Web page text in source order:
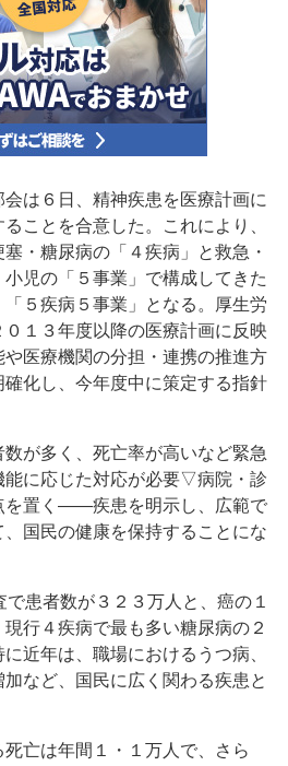
は６日、精神疾患を医療計画に
ことを合意した。これにより、
・糖尿病の「４疾病」と救急・
児の「５事業」で構成してきた
５疾病５事業」となる。厚生労
１３年度以降の医療計画に反映
医療機関の分担・連携の推進方
化し、今年度中に策定する指針
が多く、死亡率が高いなど緊急
に応じた対応が必要▽病院・診
を置く――疾患を明示し、広範で
国民の健康を保持することにな
患者数が３２３万人と、癌の１
行４疾病で最も多い糖尿病の２
近年は、職場におけるうつ病、
など、国民に広く関わる疾患と
亡は年間１・１万人で、さら